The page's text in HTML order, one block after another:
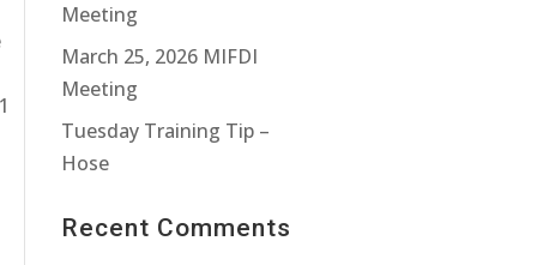
Meeting
March 25, 2026 MIFDI
Meeting
Tuesday Training Tip –
Hose
Recent Comments